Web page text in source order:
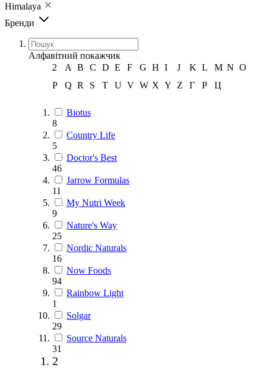
Himalaya
Бренди
Алфавітний покажчик
2
A B C D E F G H I J K L M N O
P
Q R S T U V W X Y Z Г Р Ц
Biotus
8
Country Life
5
Doctor's Best
46
Jarrow Formulas
11
My Nutri Week
9
Nature's Way
25
Nordic Naturals
16
Now Foods
94
Rainbow Light
1
Solgar
29
Source Naturals
31
2